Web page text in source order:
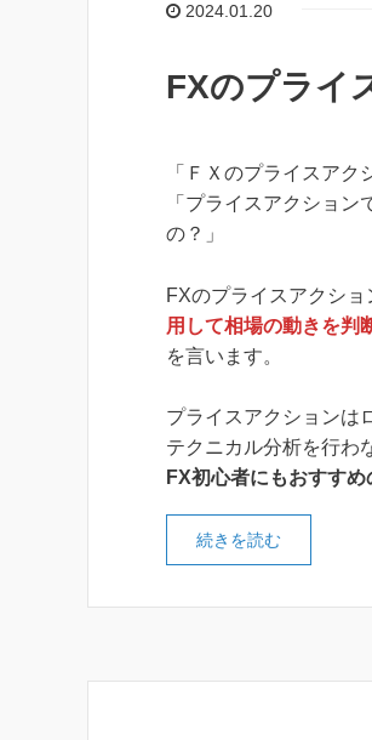
2024.01.20
FXのプライ
「ＦＸのプライスアク
「プライスアクショ
の？」
FXのプライスアクショ
用して相場の動きを判
を言います。
プライスアクションは
テクニカル分析を行わ
FX初心者にもおすす
続きを読む